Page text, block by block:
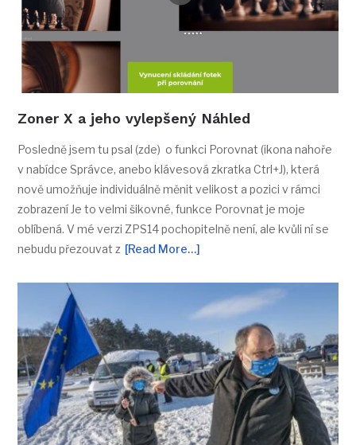
Zoner X a jeho vylepšený Náhled
Posledně jsem tu psal (zde) o funkci Porovnat (ikona nahoře
v nabídce Správce, anebo klávesová zkratka Ctrl+J), která
nově umožňuje individuálně měnit velikost a pozici v rámci
zobrazení Je to velmi šikovné, funkce Porovnat je moje
oblíbená. V mé verzi ZPS14 pochopitelně není, ale kvůli ní se
nebudu přezouvat z [Read More…]